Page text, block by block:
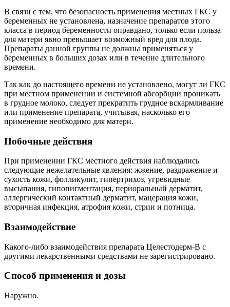
В связи с тем, что безопасность применения местных ГКС у
беременных не установлена, назначение препаратов этого
класса в период беременности оправдано, только если польза
для матери явно превышает возможный вред для плода.
Препараты данной группы не должны применяться у
беременных в больших дозах или в течение длительного
времени.
Так как до настоящего времени не установлено, могут ли ГКС
при местном применении и системной абсорбции проникать
в грудное молоко, следует прекратить грудное вскармливание
или применение препарата, учитывая, насколько его
применение необходимо для матери.
Побочные действия
При применении ГКС местного действия наблюдались
следующие нежелательные явления: жжение, раздражение и
сухость кожи, фолликулит, гипертрихоз, угревидные
высыпания, гипопигментация, периоральный дерматит,
аллергический контактный дерматит, мацерация кожи,
вторичная инфекция, атрофия кожи, стрии и потница.
Взаимодействие
Какого-либо взаимодействия препарата Целестодерм-В с
другими лекарственными средствами не зарегистрировано.
Способ применения и дозы
Наружно.